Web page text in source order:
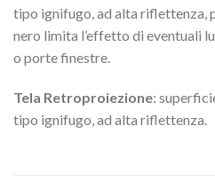
tipo ignifugo, ad alta riflettenza,
nero limita l’effetto di eventuali
o porte finestre.
Tela Retroproiezione:
tipo ignifugo, ad alta riflettenza.